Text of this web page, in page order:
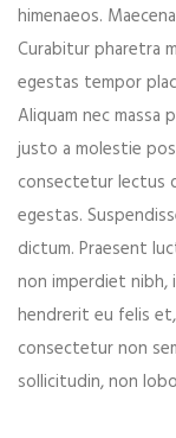
himenaeos.
Curabitur pharetra
egestas tempor
Aliquam nec massa
justo a molestie
consectetur lectus
egestas.
dictum. Praesent
non imperdiet nibh,
hendrerit eu felis
consectetur non
sollicitudin, non
Save my name,
next time I